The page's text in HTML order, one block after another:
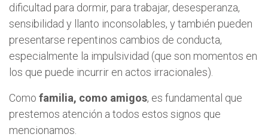
dificultad para dormir, para trabajar, desesperanza,
sensibilidad y llanto inconsolables, y también pueden
presentarse repentinos cambios de conducta,
especialmente la impulsividad (que son momentos en
los que puede incurrir en actos irracionales).
Como familia, como amigos, es fundamental que
prestemos atención a todos estos signos que
mencionamos.